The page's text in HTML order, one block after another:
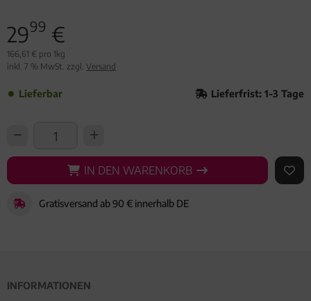
2999 €
166,61 € pro 1kg
inkl. 7 % MwSt. zzgl. Versand
Lieferbar Lieferfrist: 1-3 Tage
IN DEN WARENKORB
IN DEN WARENKORB AUF
Gratisversand ab 90 € innerhalb DE
INFORMATIONEN